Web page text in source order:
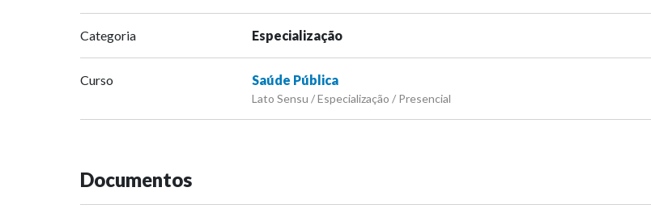
Categoria Especialização
Curso Saúde Pública
Lato Sensu / Especialização / Presencial
Documentos